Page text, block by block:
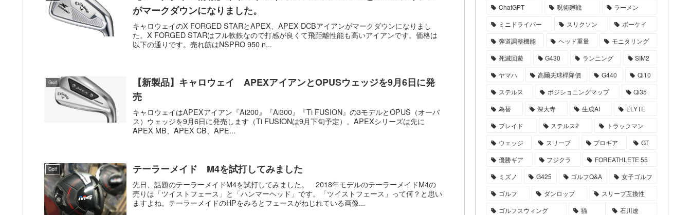
がマークダウンになりました。
キャロウェイのX FORGED STARとAPEX、APEX DCBアイアンがマークダウンになりまし
た。X FORGED STARはフル軟鉄なので打感が良くて飛距離性能も高いアイアンです。価格は
以下の通りです。売れ筋はNSPRO 950 n...
Golf
【新製品】キャロウェイ APEXアイアンとOPUSウェッジを9月6日に発
売
キャロウェイはAPEXアイアン『Ai200』『Ai300』『Ti FUSION』の3モデルとOPUS（オーパ
ス）ウェッジを9月6日に発売します（Ti FUSIONは9月下旬予定）。APEXシリーズは先に
APEX MB、APEX CB、APE...
Golf テーラーメイド M4を試打してみました
先日、話題のテーラーメイドM4を試打してみました。 2018年モデルのテーラーメイドM4の
売りは「ツイストフェース」と「ハンマーヘッド」です。「ツイストフェース」って何？と思い
ますよね。テーラーメイドのHPをみるとフェースがねじれている画像...
ChatGPT
呪術廻戦
ラーメン
ミニドライバー
スリクソン
ボーケイ
弾道調整機能
ヘッド重量
モニタリング
死滅回遊
G430 ランニング
SIM2
ヤマハ
高爾夫球桿降價 G440
Qi10
ステルス
ポジショニングマップ
Qi35
為替
深大寺 生成AI
ELYTE
プレイド
ステルス2
トラックマン
ウェッジ
スリーブ プロギア
GT
優勝ギア
フジクラ
FOREATHLETE 55
ミズノ
G425 ゴルフQ&A
女子ゴルフ
ゴルフ
ダンロップ
スリーブ互換性
ゴルフスウィング
猫 石川遼